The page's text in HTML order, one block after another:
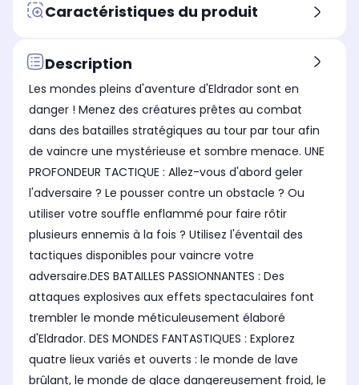
Caractéristiques du produit
Description
Les mondes pleins d'aventure d'Eldrador sont en
danger ! Menez des créatures prêtes au combat
dans des batailles stratégiques au tour par tour afin
de vaincre une mystérieuse et sombre menace. UNE
PROFONDEUR TACTIQUE : Allez-vous d'abord geler
l'adversaire ? Le pousser contre un obstacle ? Ou
utiliser votre souffle enflammé pour faire rôtir
plusieurs ennemis à la fois ? Utilisez l'éventail des
tactiques disponibles pour vaincre votre
adversaire.DES BATAILLES PASSIONNANTES : Des
attaques explosives aux effets spectaculaires font
trembler le monde méticuleusement élaboré
d'Eldrador. DES MONDES FANTASTIQUES : Explorez
quatre lieux variés et ouverts : le monde de lave
brûlant, le monde de glace dangereusement froid, le